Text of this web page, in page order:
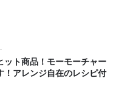
ット商品！モーモーチャー
！アレンジ自在のレシピ付